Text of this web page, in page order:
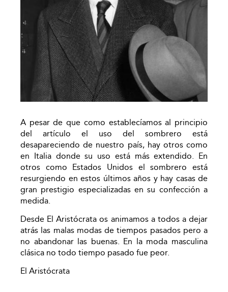
A pesar de que como establecíamos al principio
del artículo el uso del sombrero está
desapareciendo de nuestro país, hay otros como
en Italia donde su uso está más extendido. En
otros como Estados Unidos el sombrero está
resurgiendo en estos últimos años y hay casas de
gran prestigio especializadas en su confección a
medida.
Desde El Aristócrata os animamos a todos a dejar
atrás las malas modas de tiempos pasados pero a
no abandonar las buenas. En la moda masculina
clásica no todo tiempo pasado fue peor.
El Aristócrata